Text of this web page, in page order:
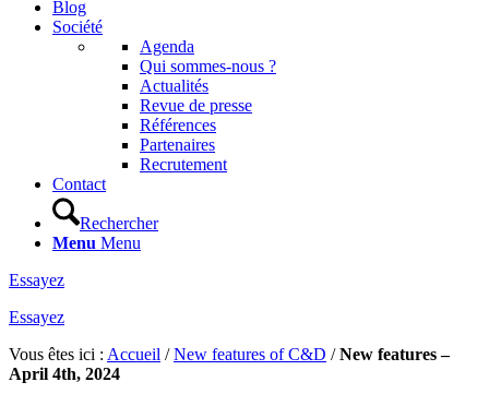
Blog
Société
Agenda
Qui sommes-nous ?
Actualités
Revue de presse
Références
Partenaires
Recrutement
Contact
Rechercher
Menu Menu
Essayez
Essayez
Vous êtes ici : Accueil /New features of C&D /New features –
April 4th, 2024